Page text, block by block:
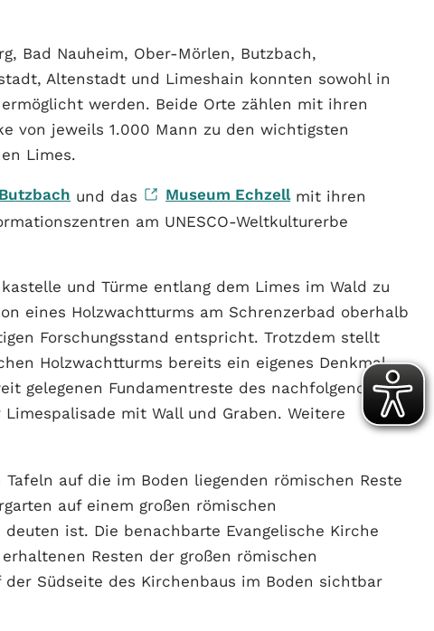
Bad Nauheim, Ober-Mörlen, Butzbach,
Altenstadt und Limeshain konnten sowohl in
werden. Beide Orte zählen mit ihren
von jeweils 1.000 Mann zu den wichtigsten
Limes.
und das Museum Echzellmit ihren
am UNESCO-Weltkulturerbe
und Türme entlang dem Limes im Wald zu
eines Holzwachtturms am Schrenzerbad oberhalb
Forschungsstand entspricht. Trotzdem stellt
Holzwachtturms bereits ein eigenes Denkmal
gelegenen Fundamentreste des nachfolgenden
mit Wall und Graben. Weitere
auf die im Boden liegenden römischen Reste
auf einem großen römischen
ist. Die benachbarte Evangelische Kirche
Resten der großen römischen
Südseite des Kirchenbaus im Boden sichtbar